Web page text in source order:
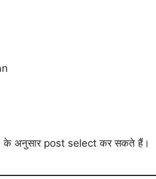
अनुसार post select कर सकते हैं।